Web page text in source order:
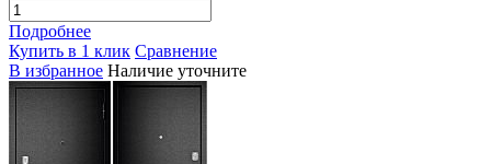
Подробнее
Купить в 1 клик Сравнение
В избранное Наличие уточните